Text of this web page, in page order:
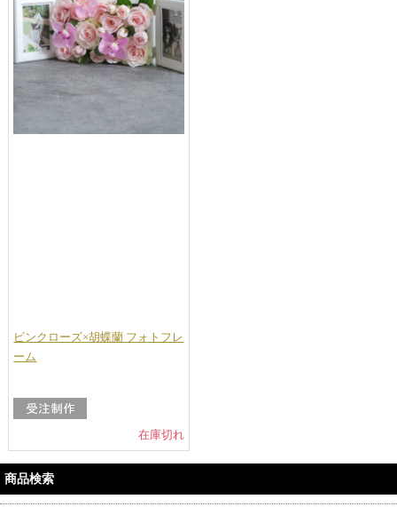
ピンクローズ×胡蝶蘭 フォトフレ
ーム
在庫切れ
商品検索